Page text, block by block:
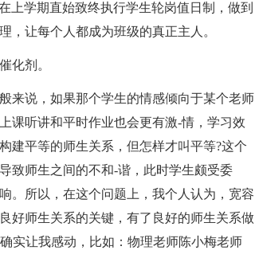
上学期直始致终执行学生轮岗值日制，做到
，让每个人都成为班级的真正主人。
化剂。
来说，如果那个学生的情感倾向于某个老师
课听讲和平时作业也会更有激-情，学习效
建平等的师生关系，但怎样才叫平等?这个
致师生之间的不和-谐，此时学生颇受委
。所以，在这个问题上，我个人认为，宽容
好师生关系的关键，有了良好的师生关系做
实让我感动，比如：物理老师陈小梅老师